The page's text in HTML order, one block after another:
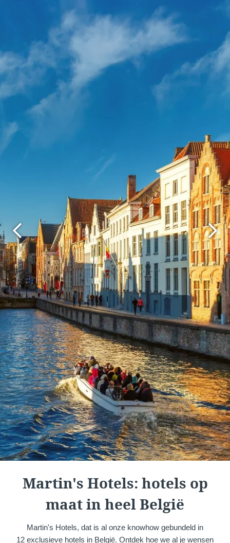
Martin's Hotels: hotels op
maat in heel België
Martin's Hotels, dat is al onze knowhow gebundeld in
12 exclusieve hotels in België. Ontdek hoe we al je wensen
Wat zoek je ?
Kies uw hotel:
Rentmeesterij
Bilzen, 4*
Martin's Relais
Bruges, 4*
Martin's Brugge
Bruges, 3*
Martin's Brussels EU
Bruxelles, 4*
Lac
Genval, 4*